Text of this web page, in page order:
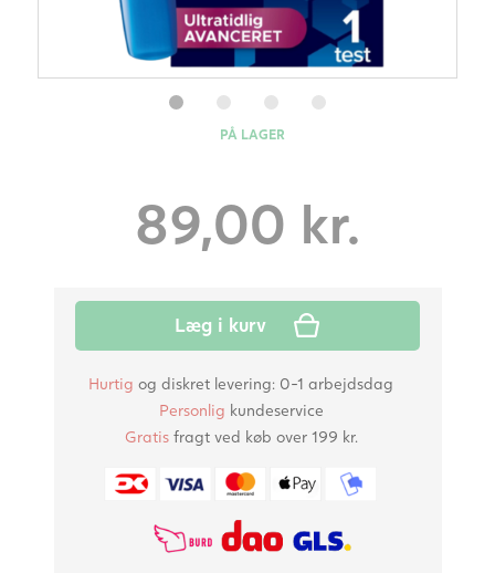
PÅ LAGER
89,00 kr.
Læg i kurv
Hurtig og diskret levering: 0-1 arbejdsdag
Personlig kundeservice
Gratisfragt ved køb over 199 kr.